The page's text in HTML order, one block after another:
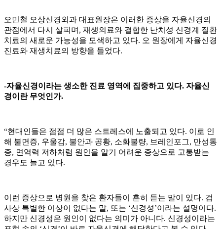
오민철 오상신경외과 대표원장은 이러한 증상을 자율신경의
관점에서 다시 살피며, 재생의료와 결합한 난치성 신경계 질환
치료의 새로운 가능성을 모색하고 있다. 오 원장에게 자율신경
진료와 재생치료의 방향을 들었다.
-자율신경이라는 생소한 진료 영역에 집중하고 있다. 자율신
경이란 무엇인가.
“현대인들은 점점 더 많은 스트레스에 노출되고 있다. 이로 인
해 불면증, 우울감, 불안과 공황, 소화불량, 브레인포그, 만성통
증, 면역력 저하처럼 원인을 알기 어려운 증상으로 고통받는
경우도 늘고 있다.
이런 증상으로 병원을 찾은 환자들이 흔히 듣는 말이 있다. 검
사상 특별한 이상이 없다는 말, 또는 ‘신경성’이라는 설명이다.
하지만 신경성은 원인이 없다는 의미가 아니다. 신경성이라는